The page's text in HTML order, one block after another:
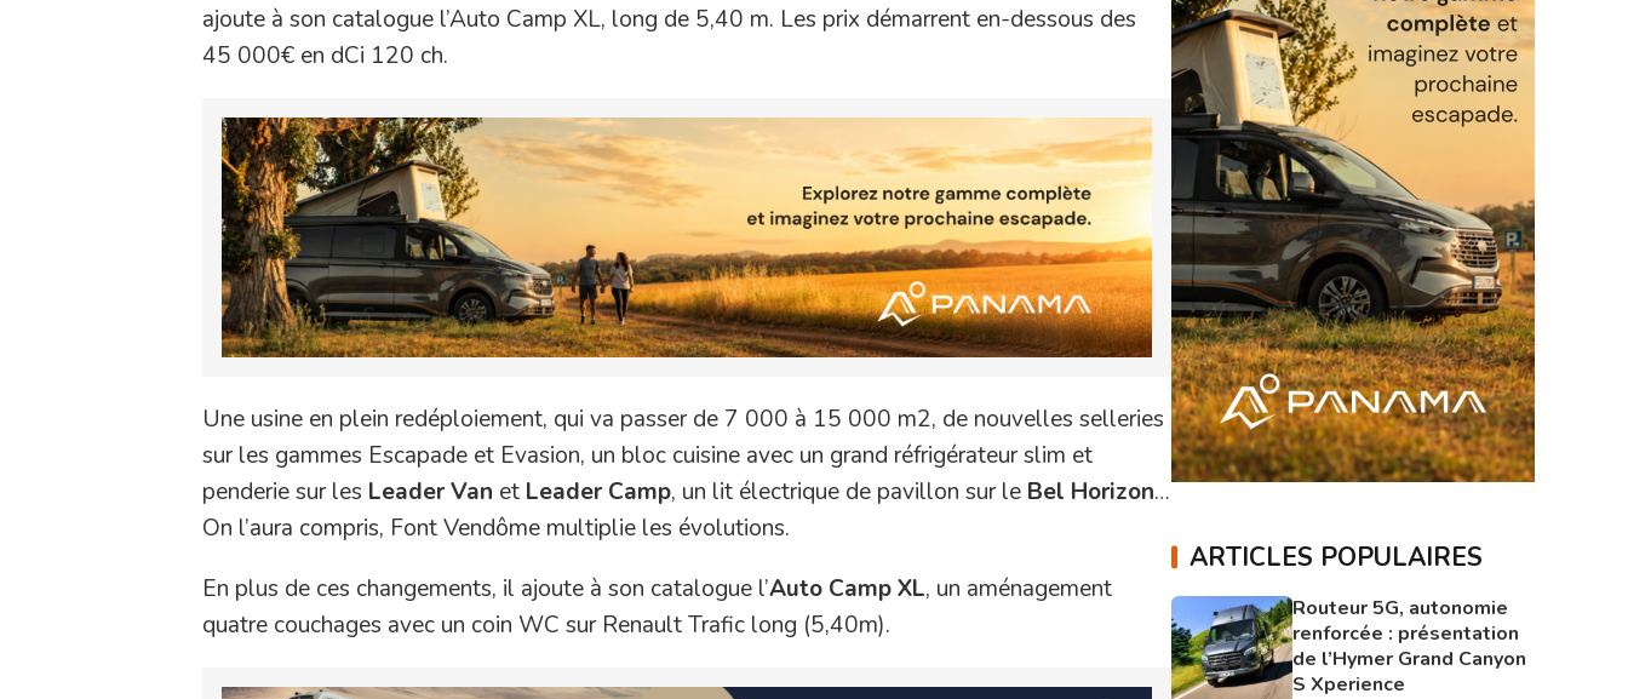
ajoute à son catalogue l’Auto Camp XL, long de 5,40 m. Les prix démarrent en-dessous des
45 000€ en dCi 120 ch.
Une usine en plein redéploiement, qui va passer de 7 000 à 15 000 m2, de nouvelles selleries
sur les gammes Escapade et Evasion, un bloc cuisine avec un grand réfrigérateur slim et
penderie sur les Leader Van et Leader Camp, un lit électrique de pavillon sur le Bel Horizon…
On l’aura compris, Font Vendôme multiplie les évolutions.
En plus de ces changements, il ajoute à son catalogue l’Auto Camp XL, un aménagement
quatre couchages avec un coin WC sur Renault Trafic long (5,40m).
ARTICLES POPULAIRES
Routeur 5G, autonomie
renforcée : présentation
de l’Hymer Grand Canyon
S Xperience